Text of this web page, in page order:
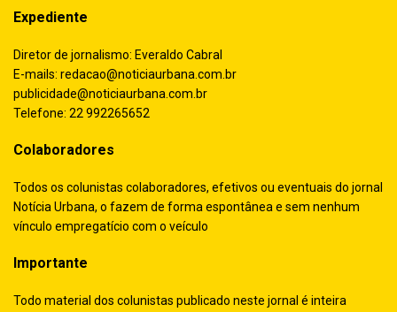
Expediente
Diretor de jornalismo: Everaldo Cabral
E-mails: redacao@noticiaurbana.com.br
publicidade@noticiaurbana.com.br
Telefone: 22 992265652
Colaboradores
Todos os colunistas colaboradores, efetivos ou eventuais do jornal
Notícia Urbana, o fazem de forma espontânea e sem nenhum
vínculo empregatício com o veículo
Importante
Todo material dos colunistas publicado neste jornal é inteira